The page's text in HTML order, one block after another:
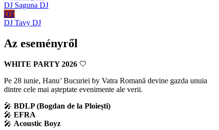
DJ Saguna DJ
DT
DJ Tavy DJ
Az eseményről
WHITE PARTY 2026 🤍
Pe 28 iunie, Hanu’ Bucuriei by Vatra Romană devine gazda unuia
dintre cele mai așteptate evenimente ale verii.
🎤 BDLP (Bogdan de la Ploiești)
🎤 EFRA
🎤 Acoustic Boyz